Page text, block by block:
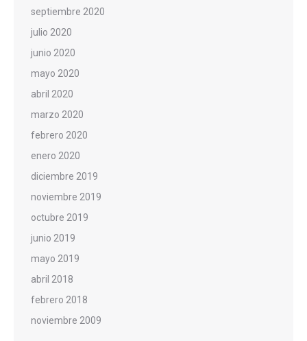
septiembre 2020
julio 2020
junio 2020
mayo 2020
abril 2020
marzo 2020
febrero 2020
enero 2020
diciembre 2019
noviembre 2019
octubre 2019
junio 2019
mayo 2019
abril 2018
febrero 2018
noviembre 2009